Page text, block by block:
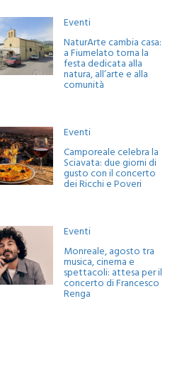
Eventi
NaturArte cambia casa:
a Fiumelato torna la
festa dedicata alla
natura, all’arte e alla
comunità
Eventi
Camporeale celebra la
Sciavata: due giorni di
gusto con il concerto
dei Ricchi e Poveri
Eventi
Monreale, agosto tra
musica, cinema e
spettacoli: attesa per il
concerto di Francesco
Renga